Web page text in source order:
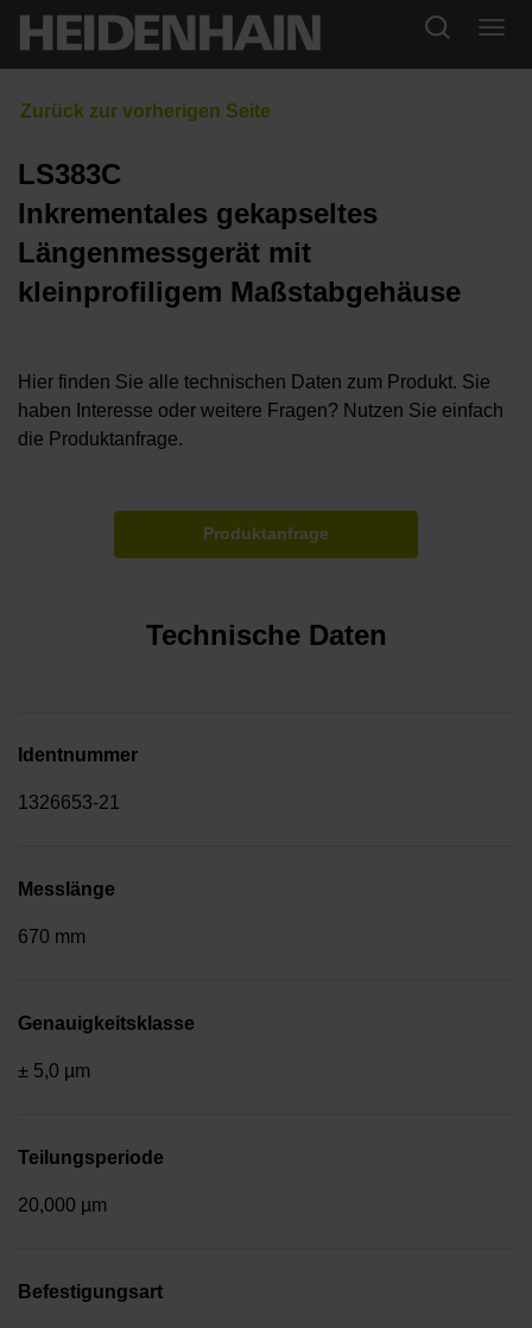
LS383C
Inkrementales gekapseltes
Längenmessgerät mit
kleinprofiligem Maßstabgehäuse
Hier finden Sie alle technischen Daten zum Produkt. Sie
haben Interesse oder weitere Fragen? Nutzen Sie einfach
die Produktanfrage.
Produktanfrage
Technische Daten
Identnummer
1326653-21
Messlänge
670 mm
Genauigkeitsklasse
± 5,0 µm
Teilungsperiode
20,000 µm
Befestigungsart